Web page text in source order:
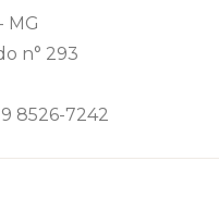
MG
n° 293
8526-7242